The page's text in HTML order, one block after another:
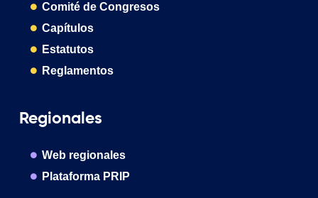
Comité de Congresos
Capítulos
Estatutos
Reglamentos
Regionales
Web regionales
Plataforma PRIP